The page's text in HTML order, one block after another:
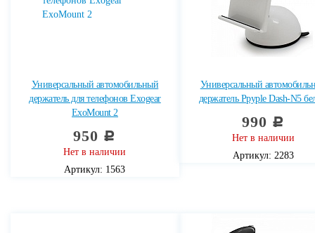
Универсальный автомобильный
держатель для телефонов Exogear
ExoMount 2
950 c
Нет в наличии
Артикул: 1563
Универсальный
держатель Ppyple Dash-N5
990 c
Нет в наличии
Артикул: 2283